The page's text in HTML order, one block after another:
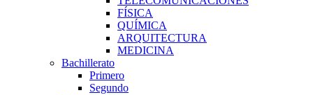
FÍSICA
QUÍMICA
ARQUITECTURA
MEDICINA
Bachillerato
Primero
Segundo